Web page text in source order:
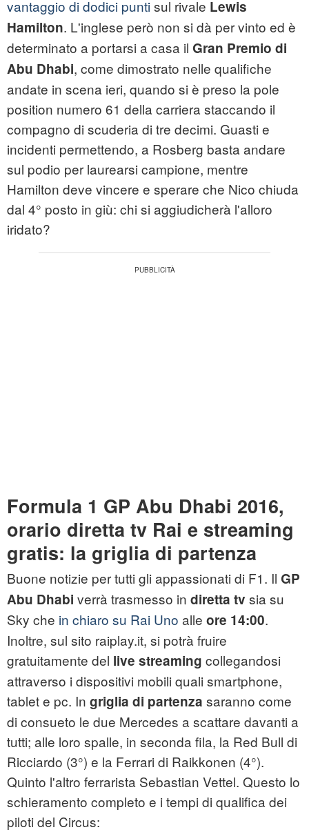
vantaggio di dodici puntisul rivale Lewis
Hamilton. L'inglese però non si dà per vinto ed è
determinato a portarsi a casa il Gran Premio di
Abu Dhabi, come dimostrato nelle qualifiche
andate in scena ieri, quando si è preso la pole
position numero 61 della carriera staccando il
compagno di scuderia di tre decimi. Guasti e
incidenti permettendo, a Rosberg basta andare
sul podio per laurearsi campione, mentre
Hamilton deve vincere e sperare che Nico chiuda
dal 4° posto in giù: chi si aggiudicherà l'alloro
iridato?
Formula 1 GP Abu Dhabi 2016,
orario diretta tv Rai e streaming
gratis: la griglia di partenza
Buone notizie per tutti gli appassionati di F1. Il GP
Abu Dhabi verrà trasmesso in diretta tv sia su
Sky che in chiaro su Rai Uno alle ore 14:00.
Inoltre, sul sito raiplay.it, si potrà fruire
gratuitamente del live streaming collegandosi
attraverso i dispositivi mobili quali smartphone,
tablet e pc. In griglia di partenza saranno come
di consueto le due Mercedes a scattare davanti a
tutti; alle loro spalle, in seconda fila, la Red Bull di
Ricciardo (3°) e la Ferrari di Raikkonen (4°).
Quinto l'altro ferrarista Sebastian Vettel. Questo lo
schieramento completo e i tempi di qualifica dei
piloti del Circus: